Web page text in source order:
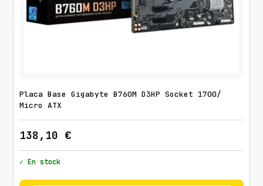
Placa Base Gigabyte B760M D3HP Socket 1700/
Micro ATX
138,10 €
✓ En stock